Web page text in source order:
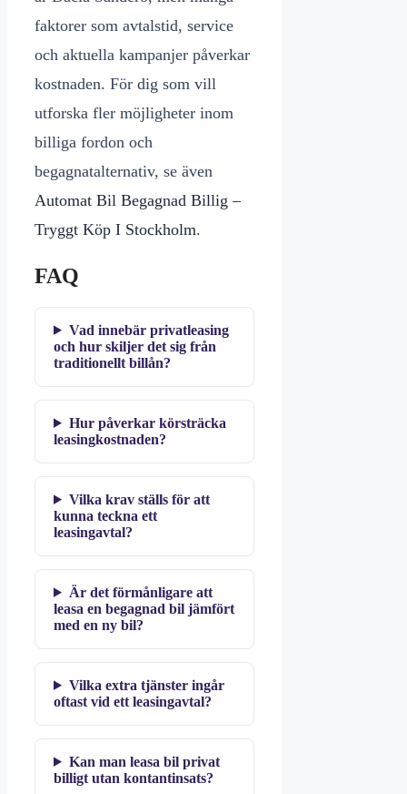
faktorer som avtalstid, service
och aktuella kampanjer påverkar
kostnaden. För dig som vill
utforska fler möjligheter inom
billiga fordon och
begagnatalternativ, se även
Automat Bil Begagnad Billig –
Tryggt Köp I Stockholm.
FAQ
Vad innebär privatleasing
och hur skiljer det sig från
traditionellt billån?
Hur påverkar körsträcka
leasingkostnaden?
Vilka krav ställs för att
kunna teckna ett
leasingavtal?
Är det förmånligare att
leasa en begagnad bil jämfört
med en ny bil?
Vilka extra tjänster ingår
oftast vid ett leasingavtal?
Kan man leasa bil privat
billigt utan kontantinsats?